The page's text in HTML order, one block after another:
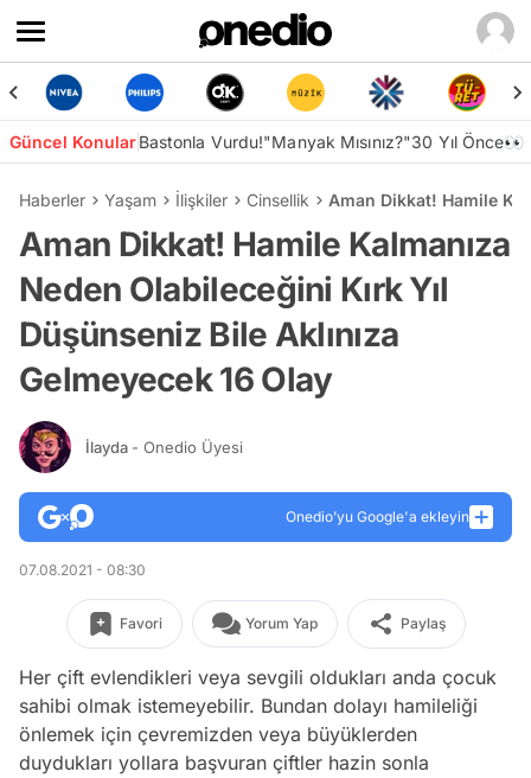
Güncel KonularBastonla Vurdu!"Manyak Mısınız?"30 Yıl Önce👀
Haberler Yaşam İlişkiler Cinsellik Aman Dikkat! Hamile
Aman Dikkat! Hamile Kalmanıza
Neden Olabileceğini Kırk Yıl
Düşünseniz Bile Aklınıza
Gelmeyecek 16 Olay
İlayda - Onedio Üyesi
Onedio’yu Google'a ekleyin
07.08.2021 - 08:30
Favori Yorum Yap Paylaş
Her çift evlendikleri veya sevgili oldukları anda çocuk
sahibi olmak istemeyebilir. Bundan dolayı hamileliği
önlemek için çevremizden veya büyüklerden
duydukları yollara başvuran çiftler hazin sonla